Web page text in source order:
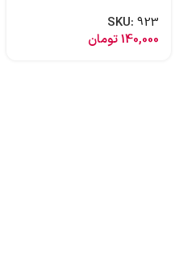
SKU: 923
140,000تومان